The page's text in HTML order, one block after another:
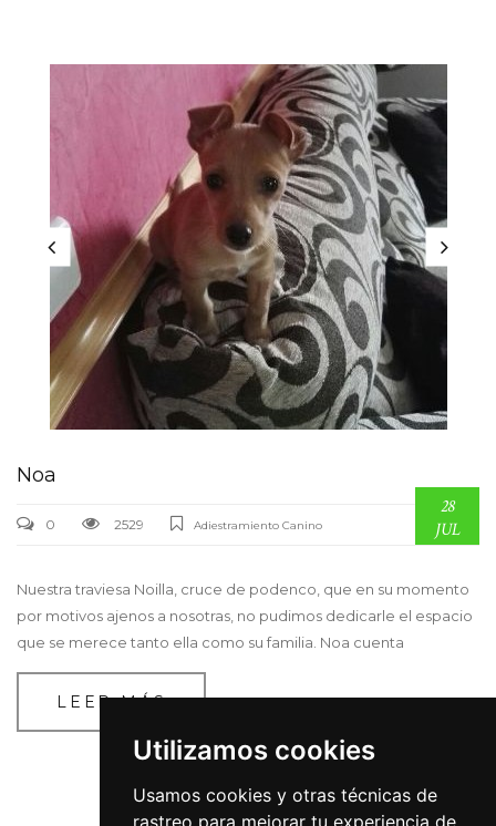
Utilizamos cookies
Usamos cookies y otras técnicas de
rastreo para mejorar tu experiencia de
Noa
0 2529 Adiestramiento Canino
28
JUL
Nuestra traviesa Noilla, cruce de podenco, que en su momento
por motivos ajenos a nosotras, no pudimos dedicarle el espacio
que se merece tanto ella como su familia. Noa cuenta
LEER MÁS